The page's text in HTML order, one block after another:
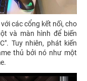
các cổng kết nối, cho
và màn hình để biến
Tuy nhiên, phát kiến
thủ bởi nó như một